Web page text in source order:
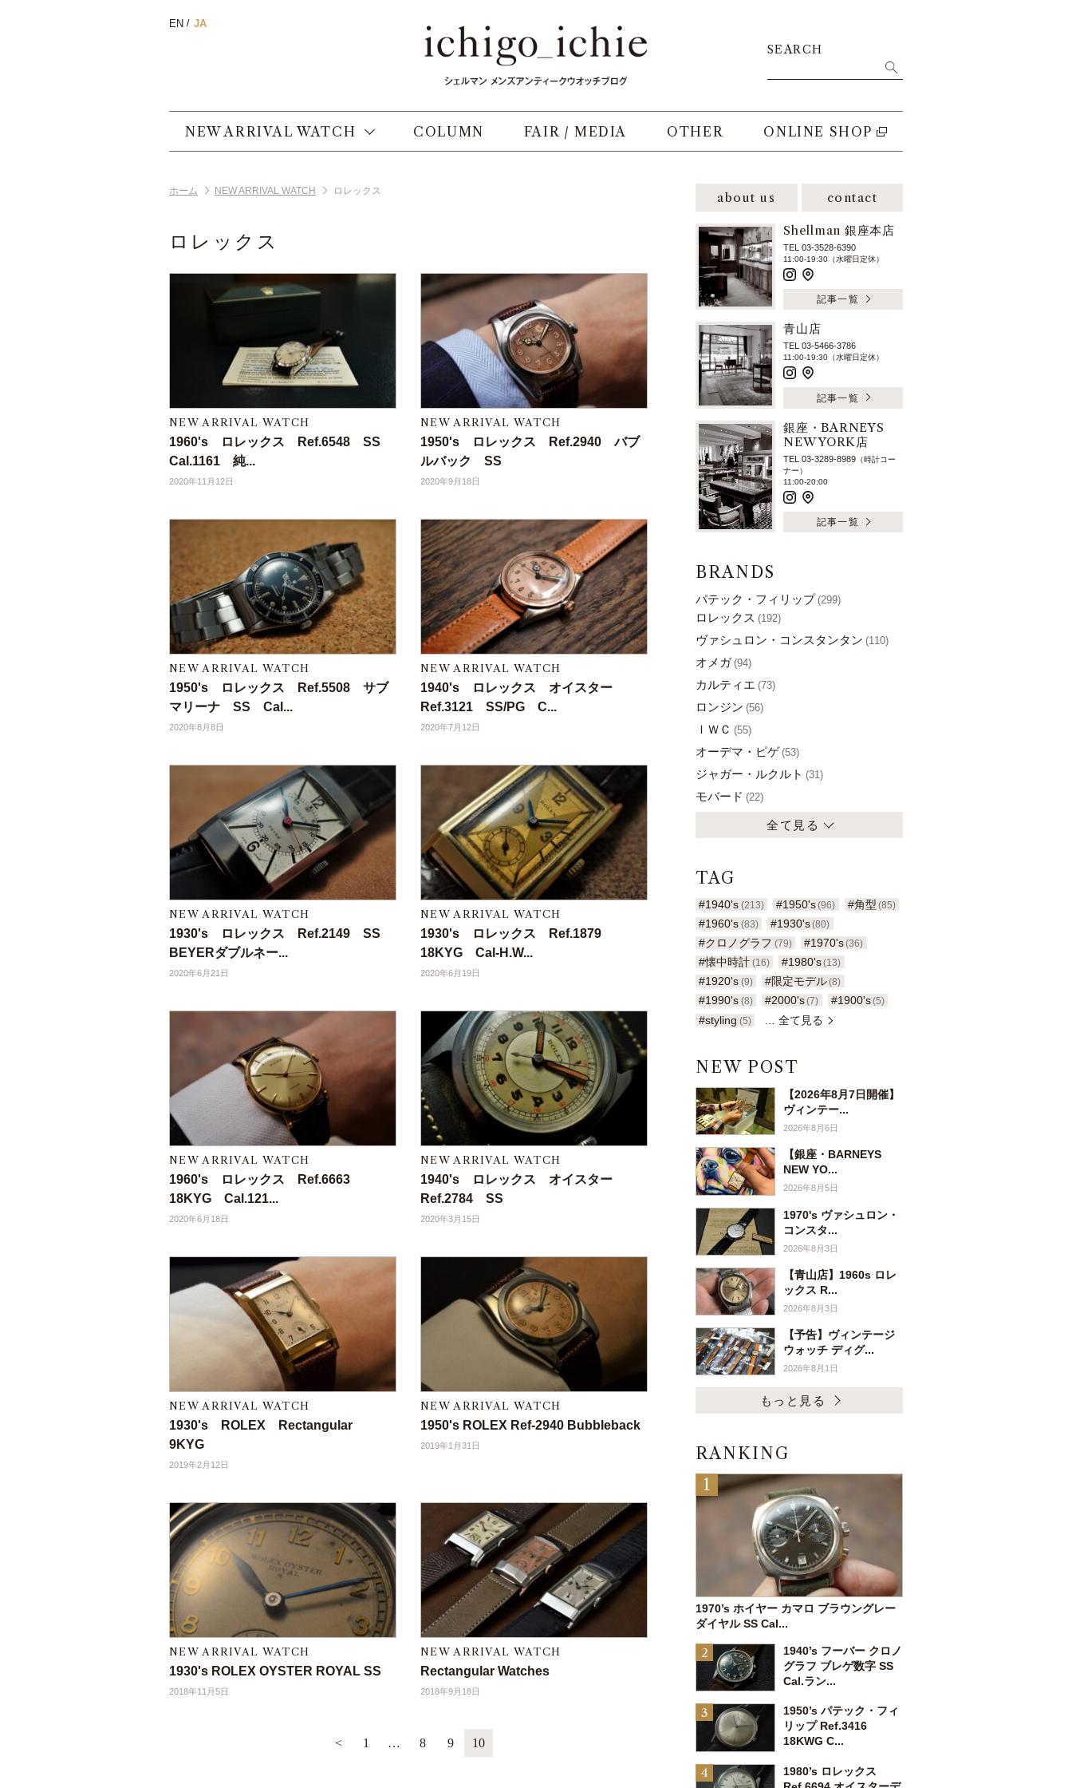
SEARCH
NEW ARRIVAL WATCH COLUMN FAIR / MEDIA OTHER ONLINE SHOP
ホーム NEW ARRIVAL WATCH ロレックス
ロレックス
NEW ARRIVAL WATCH
1960's ロレックス Ref.6548 SS
Cal.1161 純...
2020年11月12日
NEW ARRIVAL WATCH
1950's ロレックス Ref.2940 バブ
ルバック SS
2020年9月18日
NEW ARRIVAL WATCH
1950's ロレックス Ref.5508 サブ
マリーナ SS Cal...
2020年8月8日
NEW ARRIVAL WATCH
1940's ロレックス オイスター
Ref.3121 SS/PG C...
2020年7月12日
NEW ARRIVAL WATCH
1930's ロレックス Ref.2149 SS
BEYERダブルネー...
2020年6月21日
NEW ARRIVAL WATCH
1930's ロレックス Ref.1879
18KYG Cal-H.W...
2020年6月19日
NEW ARRIVAL WATCH
1960's ロレックス Ref.6663
18KYG Cal.121...
2020年6月18日
NEW ARRIVAL WATCH
1940's ロレックス オイスター
Ref.2784 SS
2020年3月15日
NEW ARRIVAL WATCH
1930's ROLEX Rectangular
9KYG
2019年2月12日
NEW ARRIVAL WATCH
1950's ROLEX Ref-2940 Bubbleback
2019年1月31日
NEW ARRIVAL WATCH
1930's ROLEX OYSTER ROYAL SS
2018年11月5日
NEW ARRIVAL WATCH
Rectangular Watches
2018年9月18日
< 1 … 8 9 10
about us contact
Shellman 銀座本店
TEL 03-3528-6390
11:00-19:30（水曜日定休）
記事一覧
青山店
TEL 03-5466-3786
11:00-19:30（水曜日定休）
記事一覧
銀座・BARNEYS
NEW YORK店
TEL 03-3289-8989 （時計コー
ナー）
11:00-20:00
記事一覧
BRANDS
パテック・フィリップ (299)
ロレックス (192)
ヴァシュロン・コンスタンタン (110)
オメガ (94)
カルティエ (73)
ロンジン (56)
ＩＷＣ (55)
オーデマ・ピゲ (53)
ジャガー・ルクルト (31)
モバード (22)
全て見る
TAG
#1940's (213) #1950's(96) #角型 (85)
#1960's (83) #1930's(80)
#クロノグラフ (79) #1970's(36)
#懐中時計 (16) #1980's(13)
#1920's (9) #限定モデル(8)
#1990's (8) #2000's(7) #1900's(5)
#styling (5) … 全て見る
NEW POST
【2026年8月7日開催】
ヴィンテー...
2026年8月6日
【銀座・BARNEYS
NEW YO...
2026年8月5日
1970's ヴァシュロン・
コンスタ...
2026年8月3日
【青山店】1960s ロレ
ックス R...
2026年8月3日
【予告】ヴィンテージ
ウォッチ ディグ...
2026年8月1日
もっと見る
RANKING
1970’s ホイヤー カマロ ブラウングレー
ダイヤル SS Cal...
1940’s フーバー クロノ
グラフ ブレゲ数字 SS
Cal.ラン...
1950’s パテック・フィ
リップ Ref.3416
18KWG C...
1980’s ロレックス
EN JA